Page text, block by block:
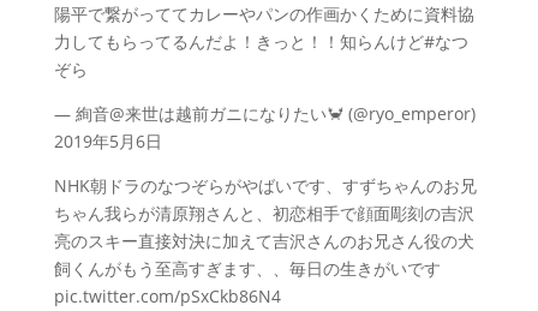
陽平で繋がっててカレーやパンの作画かくために資料協
力してもらってるんだよ！きっと！！知らんけど#なつ
ぞら
— 絢音@来世は越前ガニになりたい🦀 (@ryo_emperor)
2019年5月6日
NHK朝ドラのなつぞらがやばいです、すずちゃんのお兄
ちゃん我らが清原翔さんと、初恋相手で顔面彫刻の吉沢
亮のスキー直接対決に加えて吉沢さんのお兄さん役の犬
飼くんがもう至高すぎます、、毎日の生きがいです
pic.twitter.com/pSxCkb86N4